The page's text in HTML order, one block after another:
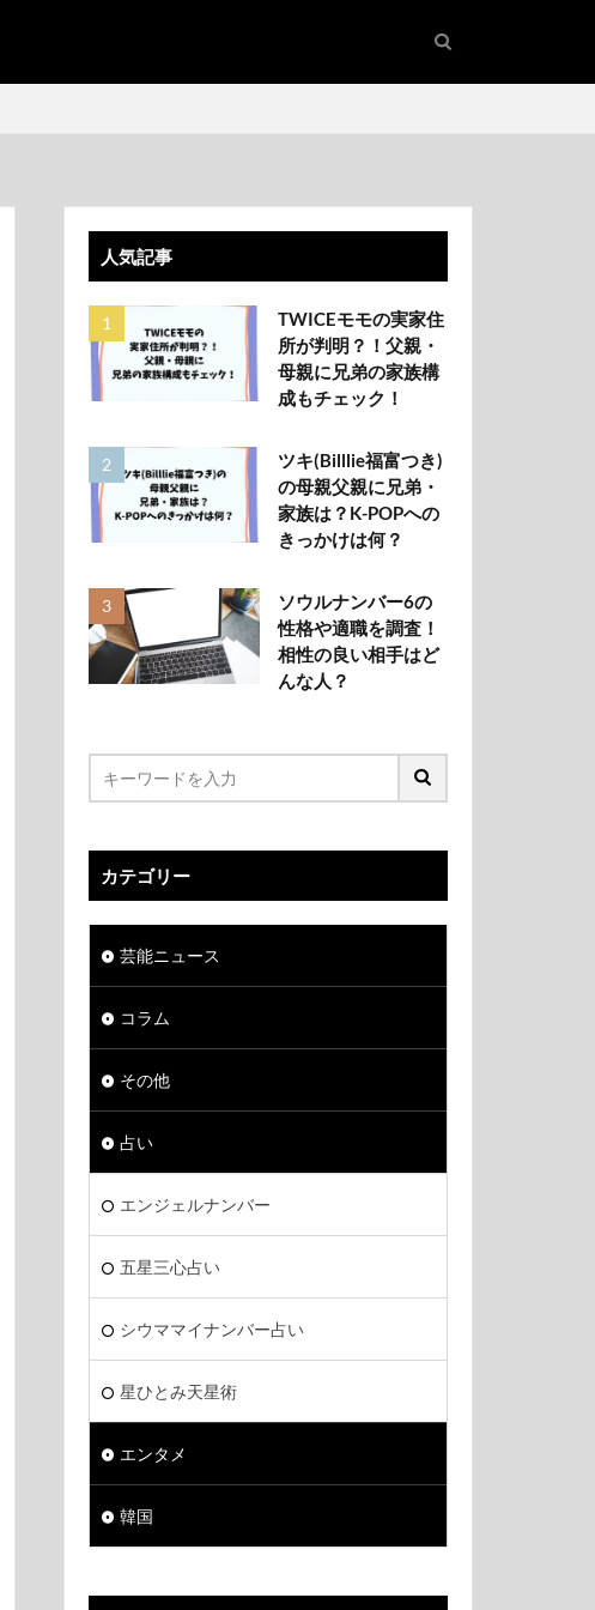
人気記事
TWICEモモの実家住
所が判明？！父親・
母親に兄弟の家族構
成もチェック！
ツキ(Billlie福富つき)
の母親父親に兄弟・
家族は？K-POPへの
きっかけは何？
ソウルナンバー6の
性格や適職を調査！
相性の良い相手はど
んな人？
カテゴリー
芸能ニュース
コラム
その他
占い
エンジェルナンバー
五星三心占い
シウママイナンバー占い
星ひとみ天星術
エンタメ
韓国